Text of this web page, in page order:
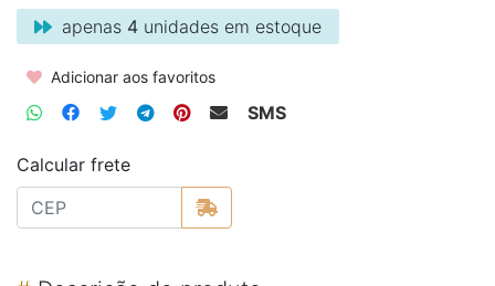
apenas 4 unidades em estoque
Adicionar aos favoritos
SMS
Calcular frete